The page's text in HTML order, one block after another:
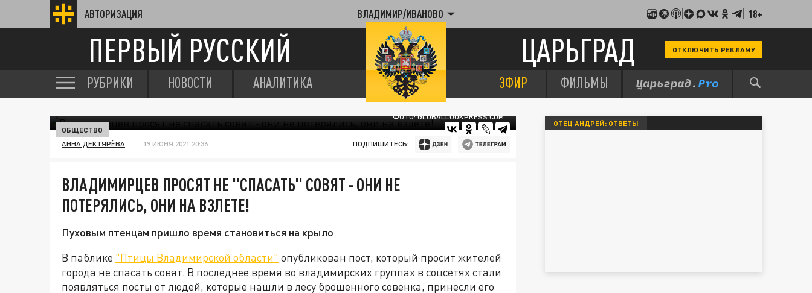
АВТОРИЗАЦИЯ ВЛАДИМИР/ИВАНОВО 18+
ПЕРВЫЙ РУССКИЙ ЦАРЬГРАД ОТКЛЮЧИТЬ РЕКЛАМУ
РУБРИКИ НОВОСТИ АНАЛИТИКА ЭФИР ФИЛЬМЫ
ФОТО: GLOBALLOOKPRESS.COM
ОБЩЕСТВО
АННА ДЕКТЯРЁВА 19 ИЮНЯ 2021 20:36 ПОДПИШИТЕСЬ:
ВЛАДИМИРЦЕВ ПРОСЯТ НЕ "СПАСАТЬ" СОВЯТ - ОНИ НЕ
ПОТЕРЯЛИСЬ, ОНИ НА ВЗЛЕТЕ!
Пуховым птенцам пришло время становиться на крыло
В паблике "Птицы Владимирской области" опубликован пост, который просит жителей
города не спасать совят. В последнее время во владимирских группах в соцсетях стали
появляться посты от людей, которые нашли в лесу брошенного совенка, принесли его
ОТЕЦ АНДРЕЙ: ОТВЕТЫ